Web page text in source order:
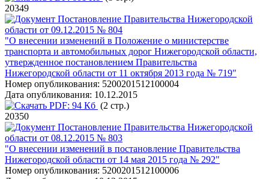
20349
Постановление Правительства Нижегородской
области от 09.12.2015 № 804
"О внесении изменений в Положение о министерстве
транспорта и автомобильных дорог Нижегородской области,
утвержденное постановлением Правительства
Нижегородской области от 11 октября 2013 года № 719"
Номер опубликования: 5200201512100004
Дата опубликования: 10.12.2015
PDF: 94 Кб (2 стр.)
20350
Постановление Правительства Нижегородской
области от 08.12.2015 № 803
"О внесении изменений в постановление Правительства
Нижегородской области от 14 мая 2015 года № 292"
Номер опубликования: 5200201512100006